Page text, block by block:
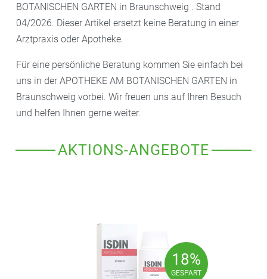
BOTANISCHEN GARTEN in Braunschweig . Stand
04/2026. Dieser Artikel ersetzt keine Beratung in einer
Arztpraxis oder Apotheke.
Für eine persönliche Beratung kommen Sie einfach bei
uns in der APOTHEKE AM BOTANISCHEN GARTEN in
Braunschweig vorbei. Wir freuen uns auf Ihren Besuch
und helfen Ihnen gerne weiter.
AKTIONS-ANGEBOTE
18%
GESPART
18%
GESPART